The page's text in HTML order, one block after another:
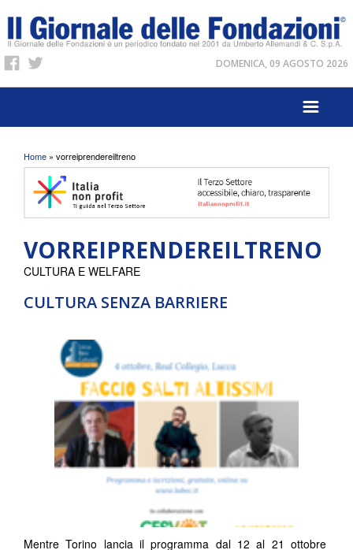
DOMENICA, 09 AGOSTO 2026
Tu sei qui
Home » vorreiprendereiltreno
VORREIPRENDEREILTRENO
CULTURA SENZA BARRIERE
CULTURA E WELFARE
Mentre Torino lancia il programma dal 12 al 21 ottobre